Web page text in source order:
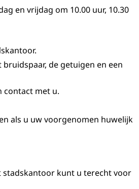
en vrijdag om 10.00 uur, 10.30
de getuigen en een
contact met u.
als u uw voorgenomen huwelijk
stadskantoor kunt u terecht voor